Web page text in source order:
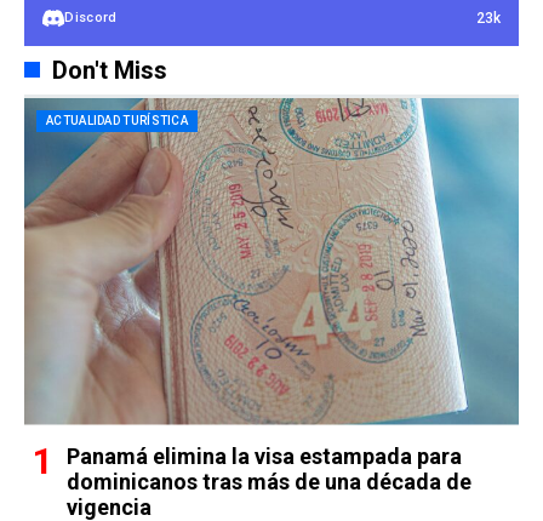
Discord 23k
Don't Miss
ACTUALIDAD TURÍSTICA
Panamá elimina la visa estampada para
dominicanos tras más de una década de
vigencia